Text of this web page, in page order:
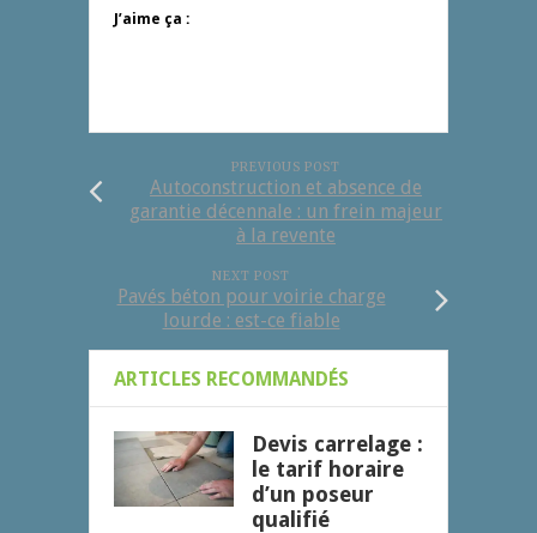
J’aime ça :
PREVIOUS POST
Autoconstruction et absence de
garantie décennale : un frein majeur
à la revente
NEXT POST
Pavés béton pour voirie charge
lourde : est-ce fiable
ARTICLES RECOMMANDÉS
Devis carrelage :
le tarif horaire
d’un poseur
qualifié